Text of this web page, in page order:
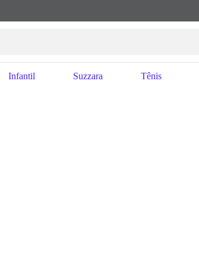
Infantil Suzzara Tênis